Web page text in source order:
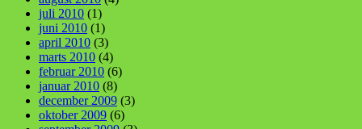
juli 2010 (1)
juni 2010 (1)
april 2010 (3)
marts 2010 (4)
februar 2010 (6)
januar 2010 (8)
december 2009 (3)
oktober 2009 (6)